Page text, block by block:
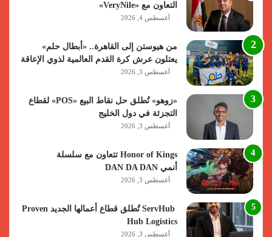
التعاون مع «VeryNile»
أغسطس 4, 2026
من هيوستن إلى القاهرة.. «أبطال حلم»
يعتلون عرش كرة القدم العالمية لذوي الإعاقة
أغسطس 3, 2026
«زوهو» تُطلق حل نقاط البيع «POS» لقطاع
التجزئة في دول الخليج
أغسطس 3, 2026
Honor of Kings تتعاون مع سلسلة
أنمي DAN DA DAN
أغسطس 3, 2026
ServHub تُطلق قطاع أعمالها الجديد Proven
Hub Logistics
أغسطس 3, 2026